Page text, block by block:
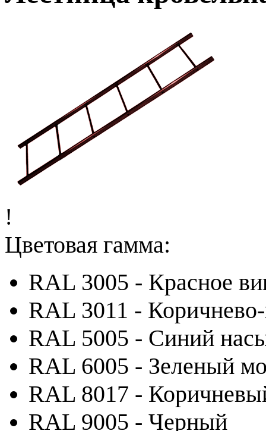
!
Цветовая гамма:
RAL 3005 - Красное
RAL 3011 -
RAL 5005 - Синий
RAL 6005 - Зеленый
RAL 8017 -
RAL 9005 - Черный